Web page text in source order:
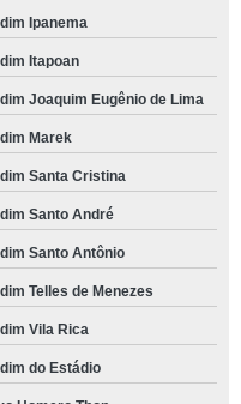
Ipanema
Itapoan
Joaquim Eugênio de Lima
Marek
Santa Cristina
Santo André
Santo Antônio
Telles de Menezes
Vila Rica
do Estádio